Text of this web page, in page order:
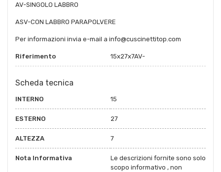
AV-SINGOLO LABBRO
ASV-CON LABBRO PARAPOLVERE
Per informazioni invia e-mail a info@cuscinettitop.com
Riferimento 15x27x7AV-
Scheda tecnica
INTERNO 15
ESTERNO 27
ALTEZZA 7
Nota Informativa
Le descrizioni fornite sono solo
scopo informativo , non